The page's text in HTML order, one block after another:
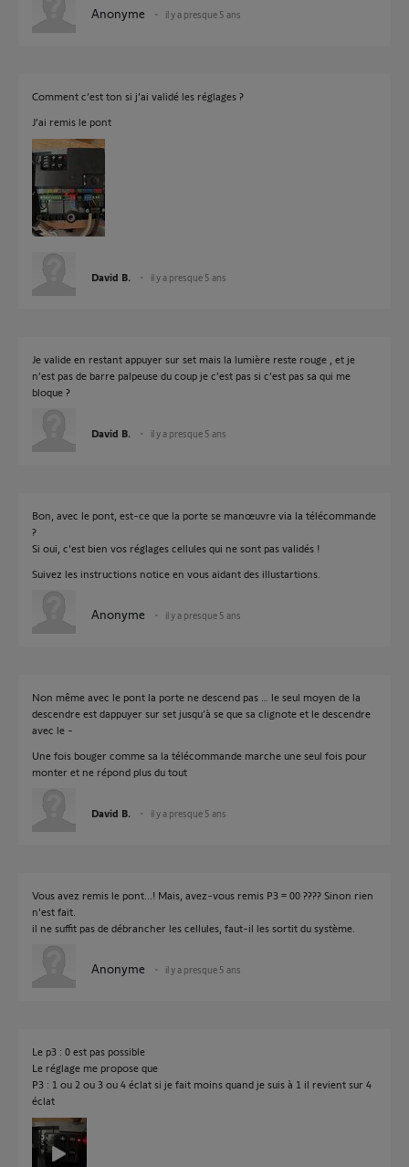
Anonyme il y a presque 5 ans
Comment c’est ton si j’ai validé les réglages ?
J’ai remis le pont
David B. il y a presque 5 ans
Je valide en restant appuyer sur set mais la lumière reste rouge , et je
n’est pas de barre palpeuse du coup je c’est pas si c’est pas sa qui me
bloque ?
David B. il y a presque 5 ans
Bon, avec le pont, est-ce que la porte se manœuvre via la télécommande
?
Si oui, c'est bien vos réglages cellules qui ne sont pas validés !
Suivez les instructions notice en vous aidant des illustartions.
Anonyme il y a presque 5 ans
Non même avec le pont la porte ne descend pas … le seul moyen de la
descendre est dappuyer sur set jusqu’à se que sa clignote et le descendre
avec le -
Une fois bouger comme sa la télécommande marche une seul fois pour
monter et ne répond plus du tout
David B. il y a presque 5 ans
Vous avez remis le pont...! Mais, avez-vous remis P3 = 00 ???? Sinon rien
n'est fait.
il ne suffit pas de débrancher les cellules, faut-il les sortit du système.
Anonyme il y a presque 5 ans
Le p3 : 0 est pas possible
Le réglage me propose que
P3 : 1 ou 2 ou 3 ou 4 éclat si je fait moins quand je suis à 1 il revient sur 4
éclat